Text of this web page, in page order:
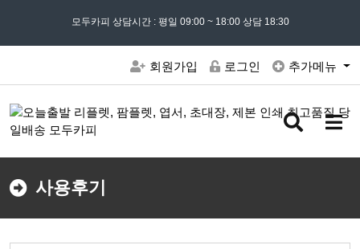
모든 문의는02) 302 - 7797및 ' 견적문의 ' 게시판을 이용해주세요
모두카피 상담시간 : 평일 09:00 ~ 18:00 상담 18:30
회원가입 로그인 추가메뉴
검
버
메
버
사용후기